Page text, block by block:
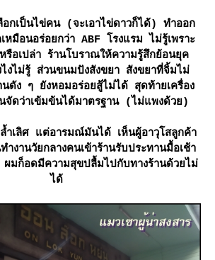
อกเป็นไข่คน (จะเอาไข่ดาวก็ได้) ทำออก
หมือนอร่อยกว่า ABF โรงแรม ไม่รู้เพราะ
รือเปล่า ร้านโบราณให้ความรู้สึกย้อนยุค
ไงไม่รู้ ส่วนขนมปังสังขยา สังขยาที่จิ้มไม่
นดัง ๆ ยังหอมอร่อยสู้ไม่ได้ สุดท้ายเครื่อง
จัดว่าเข้มข้นได้มาตรฐาน (ไม่แพงด้วย)
ำเลิศ แต่อารมณ์มันได้ เห็นผู้อาวุโสลูกค้า
งานวัยกลางคนเข้าร้านรับประทานมื้อเช้า
มก็อดมีความสุขปลื้มไปกับทางร้านด้วยไม่
ได้